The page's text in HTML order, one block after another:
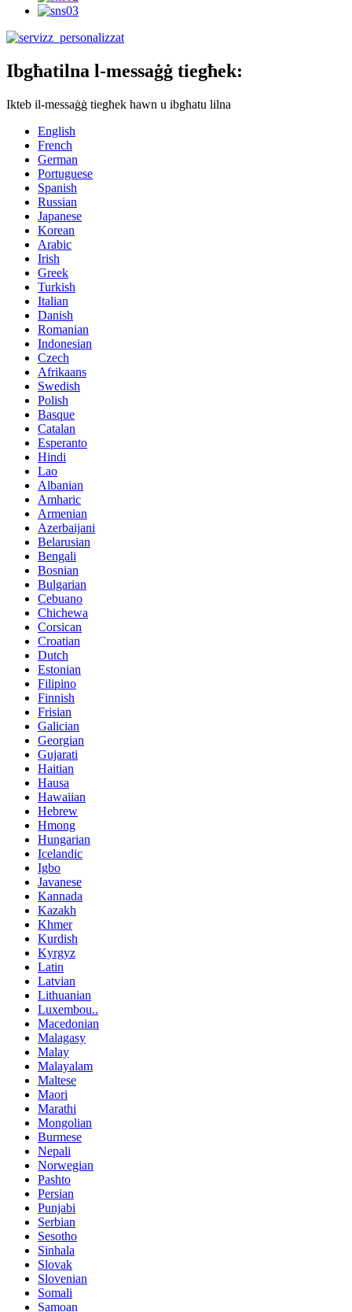
Ibgħatilna l-messaġġ tiegħek:
Ikteb il-messaġġ tiegħek hawn u ibgħatu lilna
English
French
German
Portuguese
Spanish
Russian
Japanese
Korean
Arabic
Irish
Greek
Turkish
Italian
Danish
Romanian
Indonesian
Czech
Afrikaans
Swedish
Polish
Basque
Catalan
Esperanto
Hindi
Lao
Albanian
Amharic
Armenian
Azerbaijani
Belarusian
Bengali
Bosnian
Bulgarian
Cebuano
Chichewa
Corsican
Croatian
Dutch
Estonian
Filipino
Finnish
Frisian
Galician
Georgian
Gujarati
Haitian
Hausa
Hawaiian
Hebrew
Hmong
Hungarian
Icelandic
Igbo
Javanese
Kannada
Kazakh
Khmer
Kurdish
Kyrgyz
Latin
Latvian
Lithuanian
Luxembou..
Macedonian
Malagasy
Malay
Malayalam
Maltese
Maori
Marathi
Mongolian
Burmese
Nepali
Norwegian
Pashto
Persian
Punjabi
Serbian
Sesotho
Sinhala
Slovak
Slovenian
Somali
Samoan